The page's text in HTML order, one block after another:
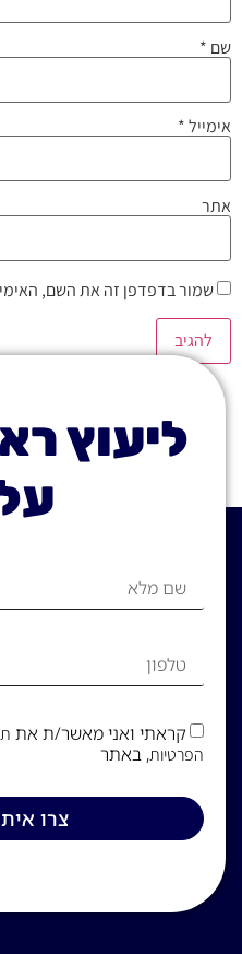
שם *
אימייל*
אתר
שמור בדפדפן זה את השם,
ליעוץ
קראתי ואני מאשר/ת את
הפרטיות, באתר
צרו